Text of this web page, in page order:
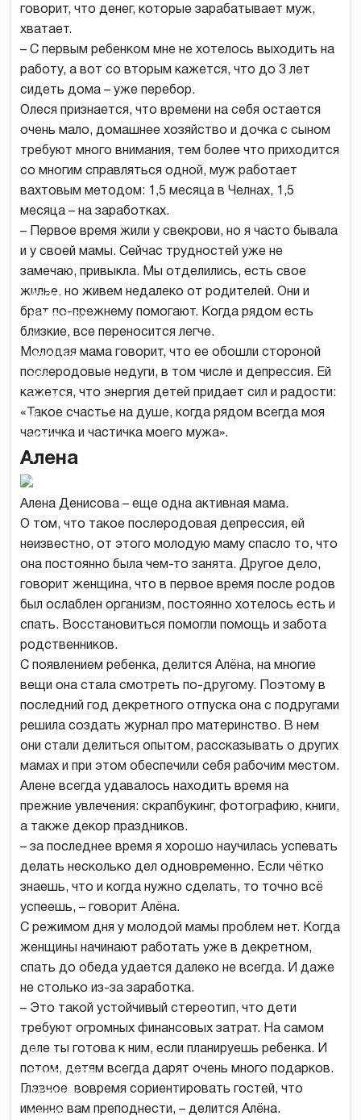
говорит, что денег, которые зарабатывает муж,
хватает.
– С первым ребенком мне не хотелось выходить на
работу, а вот со вторым кажется, что до 3 лет
сидеть дома – уже перебор.
Олеся признается, что времени на себя остается
очень мало, домашнее хозяйство и дочка с сыном
требуют много внимания, тем более что приходится
со многим справляться одной, муж работает
вахтовым методом: 1,5 месяца в Челнах, 1,5
месяца – на заработках.
– Первое время жили у свекрови, но я часто бывала
и у своей мамы. Сейчас трудностей уже не
замечаю, привыкла. Мы отделились, есть свое
жилье, но живем недалеко от родителей. Они и
брат по-прежнему помогают. Когда рядом есть
близкие, все переносится легче.
Молодая мама говорит, что ее обошли стороной
послеродовые недуги, в том числе и депрессия. Ей
кажется, что энергия детей придает сил и радости:
«Такое счастье на душе, когда рядом всегда моя
частичка и частичка моего мужа».
Алена
Алена
работает
в
журнале,
где
пишет
о
жизни
в
декрете.
Алена Денисова – еще одна активная мама.
О том, что такое послеродовая депрессия, ей
неизвестно, от этого молодую маму спасло то, что
она постоянно была чем-то занята. Другое дело,
говорит женщина, что в первое время после родов
был ослаблен организм, постоянно хотелось есть и
спать. Восстановиться помогли помощь и забота
родственников.
С появлением ребенка, делится Алёна, на многие
вещи она стала смотреть по-другому. Поэтому в
последний год декретного отпуска она с подругами
решила создать журнал про материнство. В нем
они стали делиться опытом, рассказывать о других
мамах и при этом обеспечили себя рабочим местом.
Алене всегда удавалось находить время на
прежние увлечения: скрапбукинг, фотографию, книги,
а также декор праздников.
– за последнее время я хорошо научилась успевать
делать несколько дел одновременно. Если чётко
знаешь, что и когда нужно сделать, то точно всё
успеешь, – говорит Алёна.
С режимом дня у молодой мамы проблем нет. Когда
женщины начинают работать уже в декретном,
спать до обеда удается далеко не всегда. И даже
не столько из-за заработка.
– Это такой устойчивый стереотип, что дети
требуют огромных финансовых затрат. На самом
деле ты готова к ним, если планируешь ребенка. И
потом, детям всегда дарят очень много подарков.
Главное, вовремя сориентировать гостей, что
именно вам преподнести, – делится Алёна.
В
семействе
Марины
скоро